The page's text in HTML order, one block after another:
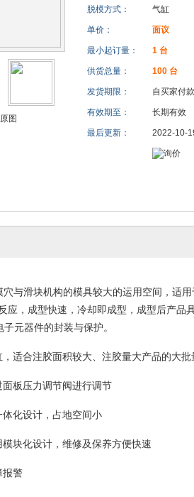
图
脱模方式： 气缸
单价： 面议
最小起订量： 1 台
供货总量： 100 台
发货期限： 自买家付
有效期至： 长期有效
最后更新： 2022-10-
穴与滑块机构的模具较大的运用空间，适
应，成型快速，冷却即成型，成型后产
元器件的封装与保护。
适合注胶面积较大、注胶量大产品的大批
板压力调节阀进行调节
化设计，占地空间小
块化设计，维修及保养方便快速
报警